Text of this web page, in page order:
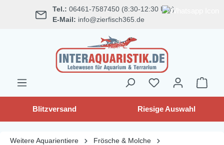
springen Tel.: 06461-7587450 (8:30-12:30 Uhr)
E-Mail: info@zierfisch365.de
Blitzversand Riesige Auswahl
Weitere Aquarientiere
Frösche & Molche